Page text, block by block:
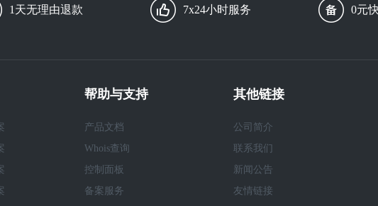
1天无理由退款 7x24小时服务 0元
帮助与支持
产品文档
Whois查询
控制面板
备案服务
其他链接
公司简介
联系我们
新闻公告
友情链接